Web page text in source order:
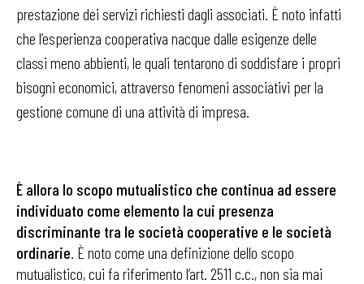
prestazione dei servizi richiesti dagli associati. È noto infatti
che l’esperienza cooperativa nacque dalle esigenze delle
classi meno abbienti, le quali tentarono di soddisfare i propri
bisogni economici, attraverso fenomeni associativi per la
gestione comune di una attività di impresa.
È allora lo scopo mutualistico che continua ad essere
individuato come elemento la cui presenza
discriminante tra le società cooperative e le società
ordinarie. È noto come una definizione dello scopo
mutualistico, cui fa riferimento l’art. 2511 c.c., non sia mai